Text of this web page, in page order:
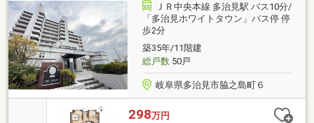
ＪＲ中央本線 多治見駅 バス10分/
「多治見ホワイトタウン」バス停 停
歩2分
築35年/11階建
総戸数50戸
岐阜県多治見市脇之島町６
298万円